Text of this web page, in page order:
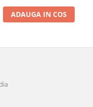
ADAUGA IN COS